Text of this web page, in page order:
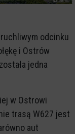
ruchliwym odcinku
i Ostrów
jedna
w Ostrowi
trasą W627 jest
aut